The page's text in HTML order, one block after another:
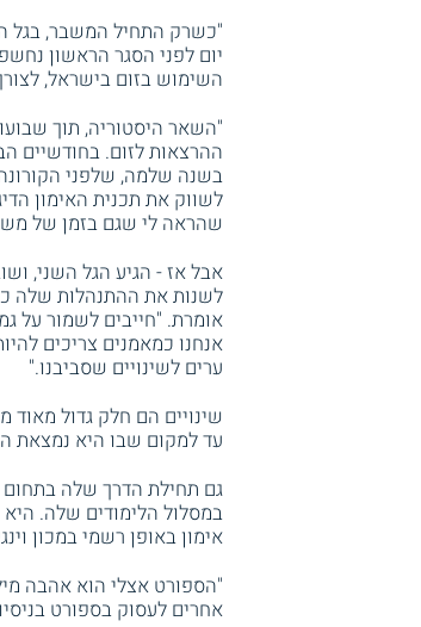
"כשרק התחיל המשבר, בגל
יום לפני הסגר הראשון
השימוש בזום בישראל,
"השאר היסטוריה, תוך
ההרצאות לזום. בחודשיים
בשנה שלמה, שלפני
לשווק את תכנית האימון
שהראה לי שגם בזמן של
אבל אז - הגיע הגל השני,
לשנות את ההתנהלות שלה
אומרת. "חייבים לשמור על
אנחנו כמאמנים צריכים
ערים לשינויים שסביבנו."
שינויים הם חלק גדול
עד למקום שבו היא נמצאת
גם תחילת הדרך שלה בתחום
במסלול הלימודים שלה.
אימון באופן רשמי במכון
"הספורט אצלי הוא אהבה
אחרים לעסוק בספורט